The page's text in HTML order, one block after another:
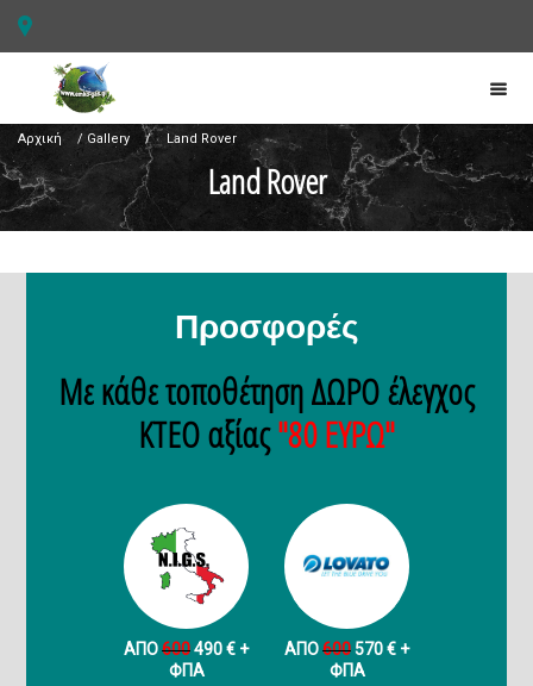
Αρχική / Gallery / Land Rover
Land Rover
Προσφορές
Με κάθε τοποθέτηση ΔΩΡΟ έλεγχος
ΚΤΕΟ αξίας"80 ΕΥΡΩ"
ΑΠΟ600490 € +
ФПА
ΑΠΟ600570 € +
ФПА